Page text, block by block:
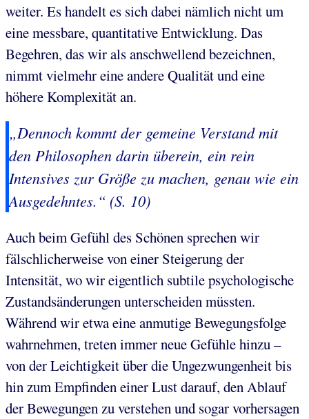
weiter. Es handelt es sich dabei nämlich nicht um
eine messbare, quantitative Entwicklung. Das
Begehren, das wir als anschwellend bezeichnen,
nimmt vielmehr eine andere Qualität und eine
höhere Komplexität an.
„Dennoch kommt der gemeine Verstand mit
den Philosophen darin überein, ein rein
Intensives zur Größe zu machen, genau wie ein
Ausgedehntes.“ (S. 10)
Auch beim Gefühl des Schönen sprechen wir
fälschlicherweise von einer Steigerung der
Intensität, wo wir eigentlich subtile psychologische
Zustandsänderungen unterscheiden müssten.
Während wir etwa eine anmutige Bewegungsfolge
wahrnehmen, treten immer neue Gefühle hinzu –
von der Leichtigkeit über die Ungezwungenheit bis
hin zum Empfinden einer Lust darauf, den Ablauf
der Bewegungen zu verstehen und sogar vorhersagen